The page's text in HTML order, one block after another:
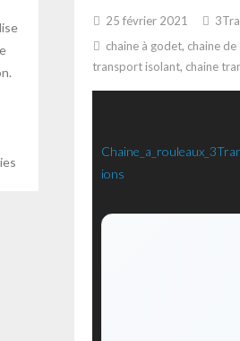
25 février 2021
chaine à godet, chaine
transport isolant, chaine
ions